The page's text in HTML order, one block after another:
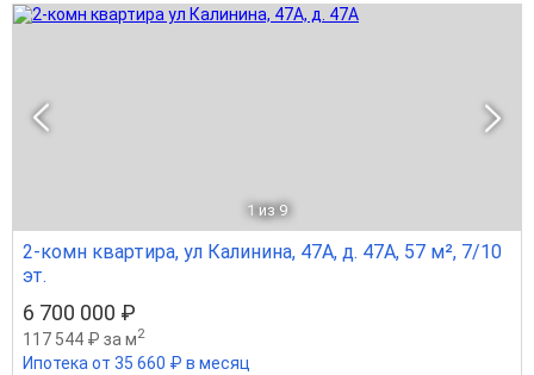
1 из 9
2-комн квартира, ул Калинина, 47А, д. 47А, 57 м², 7/10
эт.
6 700 000 ₽
117 544 ₽ за м2
Ипотека от 35 660 ₽ в месяц